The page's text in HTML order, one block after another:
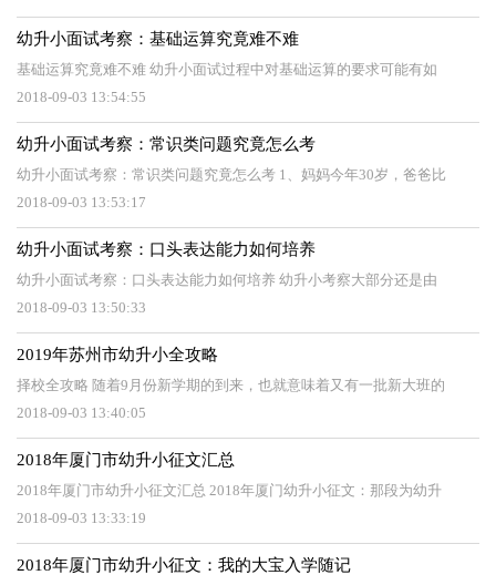
幼升小面试考察：基础运算究竟难不难
基础运算究竟难不难 幼升小面试过程中对基础运算的要求可能有如
2018-09-03 13:54:55
幼升小面试考察：常识类问题究竟怎么考
幼升小面试考察：常识类问题究竟怎么考 1、妈妈今年30岁，爸爸比
2018-09-03 13:53:17
幼升小面试考察：口头表达能力如何培养
幼升小面试考察：口头表达能力如何培养 幼升小考察大部分还是由
2018-09-03 13:50:33
2019年苏州市幼升小全攻略
择校全攻略 随着9月份新学期的到来，也就意味着又有一批新大班的
2018-09-03 13:40:05
2018年厦门市幼升小征文汇总
2018年厦门市幼升小征文汇总 2018年厦门幼升小征文：那段为幼升
2018-09-03 13:33:19
2018年厦门市幼升小征文：我的大宝入学随记